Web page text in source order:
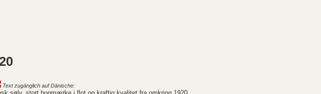
Text zugänglich auf Dänische: